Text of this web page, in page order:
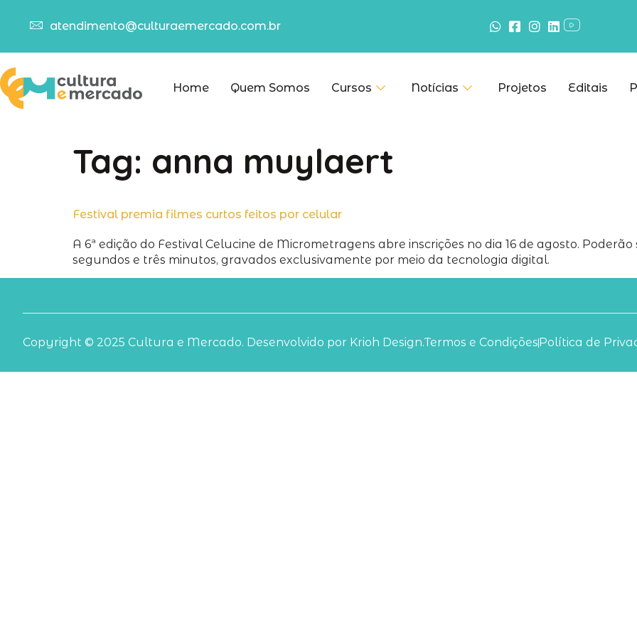
atendimento@culturaemercado.com.br
Home Quem Somos Cursos Notícias Projetos Editais
Tag: anna muylaert
Festival premia filmes curtos feitos por celular
A 6ª edição do Festival Celucine de Micrometragens abre inscrições no dia 16 de agosto.
segundos e três minutos, gravados exclusivamente por meio da tecnologia digital.
Copyright © 2025 Cultura e Mercado. Desenvolvido por Krioh Design.Termos e Condições Política de